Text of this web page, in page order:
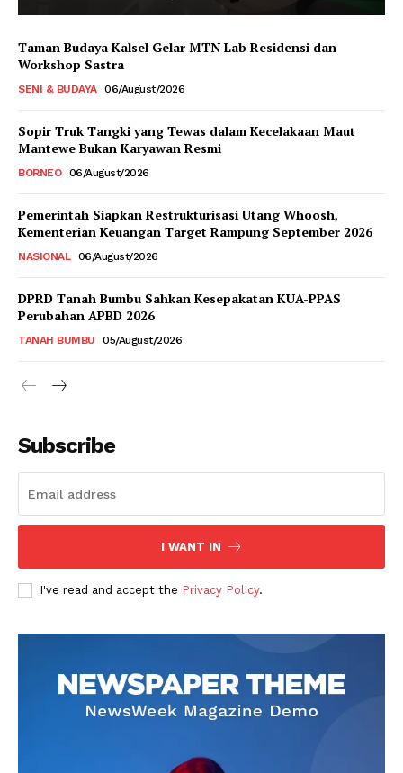
Taman Budaya Kalsel Gelar MTN Lab Residensi dan
Workshop Sastra
SENI & BUDAYA 06/August/2026
Sopir Truk Tangki yang Tewas dalam Kecelakaan Maut
Mantewe Bukan Karyawan Resmi
BORNEO 06/August/2026
Pemerintah Siapkan Restrukturisasi Utang Whoosh,
Kementerian Keuangan Target Rampung September 2026
NASIONAL 06/August/2026
DPRD Tanah Bumbu Sahkan Kesepakatan KUA-PPAS
Perubahan APBD 2026
TANAH BUMBU 05/August/2026
Subscribe
I WANT IN
I've read and accept the Privacy Policy.